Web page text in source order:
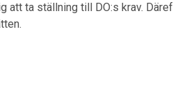
att ta ställning till DO:s krav.